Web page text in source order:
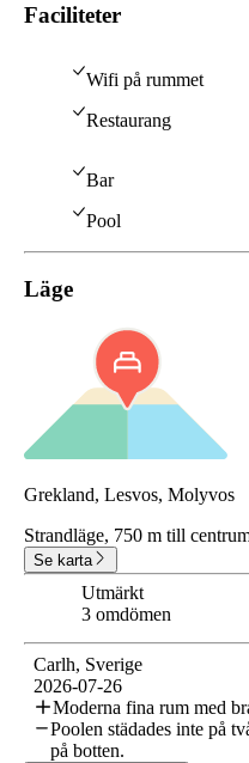
Faciliteter
Wifi på rummet
Restaurang
Bar
Pool
Läge
Grekland, Lesvos, Molyvos
Strandläge, 750 m till
Se karta
Utmärkt
3 omdömen
Carlh, Sverige
2026-07-26
Moderna fina rum med
Poolen städades inte på
på botten.